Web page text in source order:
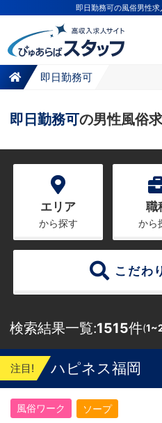
即日勤務可の風俗男性
即日勤務可
即日勤務可の男性風俗
エリア
から探す
職
から
こだわ
検索結果一覧:1515件(
注目! ハピネス福岡
風俗ワーク ソープ